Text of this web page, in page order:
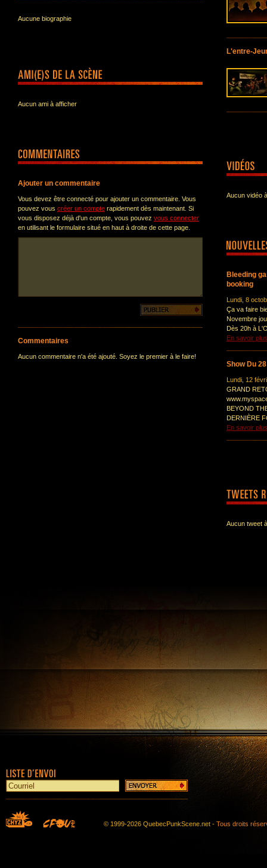
Aucune biographie
Aucun ami à afficher
Ajouter un commentaire
Vous devez être connecté pour ajouter un commentaire. Vous
pouvez vous créer un compte rapidement dès maintenant. Si
vous disposez déjà d'un compte, vous pouvez vous connecter
en utilisant le formulaire situé en haut à droite de cette page.
Commentaires
Aucun commentaire n'a été ajouté. Soyez le premier à le faire!
L'entre-
Aucun vidéo
Bleeding
booking
Lundi, 8
Ça va faire
Novembre
Dès 20h à
En savoir plus
Show Du
Lundi, 12
GRAND
BEYOND
DERNIÈRE
En savoir plus
Aucun tweet
© 1999-2026 QuebecPunkScene.net - Tous droits